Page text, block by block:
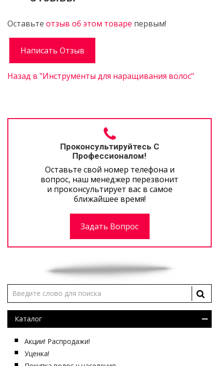
Оставьте отзыв об этом товаре первым!
Написать Отзыв
Назад в "Инструменты для наращивания волос"
Проконсультируйтесь С
Профессионалом!
Оставьте свой номер телефона и
вопрос, наш менеджер перезвонит
и проконсультирует вас в самое
ближайшее время!
Задать Вопрос
Каталог
Акции! Распродажи!
Уценка!